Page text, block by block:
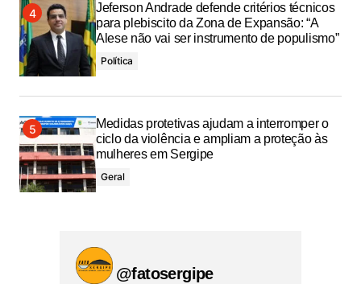
Jeferson Andrade defende critérios técnicos
para plebiscito da Zona de Expansão: “A
Alese não vai ser instrumento de populismo”
Política
Medidas protetivas ajudam a interromper o
ciclo da violência e ampliam a proteção às
mulheres em Sergipe
Geral
@fatosergipe